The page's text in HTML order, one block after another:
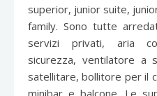
superior, junior suite,
family. Sono tutte
servizi privati, aria
sicurezza, ventilatore a
satellitare, bollitore per il
minibar e balcone. Le